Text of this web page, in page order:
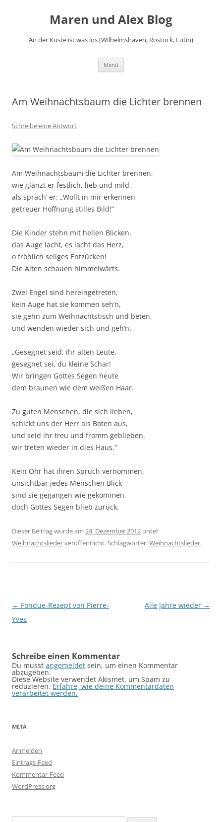
Maren und Alex Blog
An der Küste ist was los (Wilhelmshaven, Rostock, Eutin)
Menü
Am Weihnachtsbaum die Lichter brennen
Schreibe eine Antwort
Am Weihnachtsbaum die Lichter brennen,
wie glänzt er festlich, lieb und mild,
als spräch‘ er: „Wollt in mir erkennen
getreuer Hoffnung stilles Bild!“
Die Kinder stehn mit hellen Blicken,
das Auge lacht, es lacht das Herz,
o fröhlich seliges Entzücken!
Die Alten schauen himmelwärts.
Zwei Engel sind hereingetreten,
kein Auge hat sie kommen seh’n,
sie gehn zum Weihnachtstisch und beten,
und wenden wieder sich und geh’n.
„Gesegnet seid, ihr alten Leute,
gesegnet sei, du kleine Schar!
Wir bringen Gottes Segen heute
dem braunen wie dem weißen Haar.
Zu guten Menschen, die sich lieben,
schickt uns der Herr als Boten aus,
und seid ihr treu und fromm geblieben,
wir treten wieder in dies Haus.“
Kein Ohr hat ihren Spruch vernommen,
unsichtbar jedes Menschen Blick
sind sie gegangen wie gekommen,
doch Gottes Segen blieb zurück.
Dieser Beitrag wurde am 24. Dezember 2012 unter
Weihnachtsliederveröffentlicht. Schlagwörter:Weihnachtslieder.
Beitragsnavigation
← Fondue-Rezept von Pierre-
Yves
Alle Jahre wieder →
Schreibe einen Kommentar
Du musst angemeldet sein, um einen Kommentar
abzugeben.
Diese Website verwendet Akismet, um Spam zu
reduzieren. Erfahre, wie deine Kommentardaten
verarbeitet werden.
META
Anmelden
Eintrags-Feed
Kommentar-Feed
WordPress.org